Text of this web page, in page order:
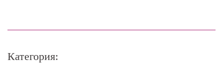
Категория: